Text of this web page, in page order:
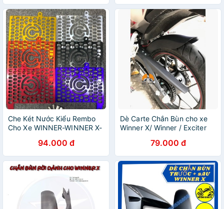
Che Két Nước Kiểu Rembo
Cho Xe WINNER-WINNER X-
94.000 đ
Dè Carte Chắn Bùn cho xe
Winner X/ Winner / Exciter
79.000 đ